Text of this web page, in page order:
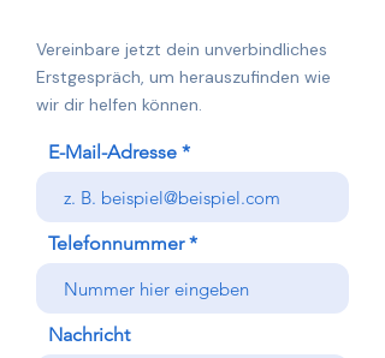
Vereinbare jetzt dein unverbindliches
Erstgespräch, um herauszufinden wie
wir dir helfen können.
E-Mail-Adresse
Telefonnummer
Nachricht